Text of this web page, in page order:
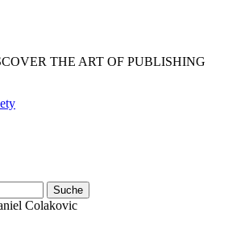
THE ART OF PUBLISHING
Colakovic